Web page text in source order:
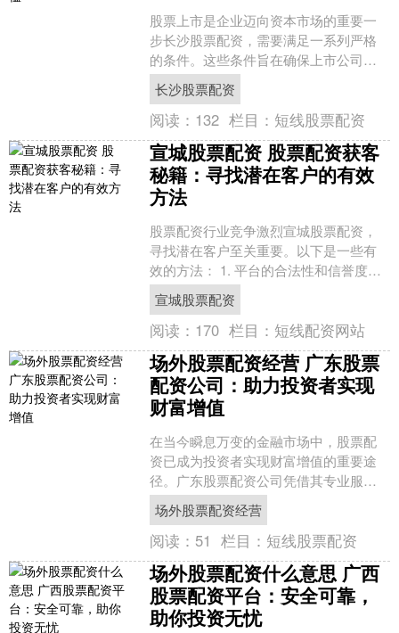
股票上市是企业迈向资本市场的重要一
步长沙股票配资，需要满足一系列严格
的条件。这些条件旨在确保上市公司的
质量和投资者利益。 配资股牛网采用先
进的算法模型，为投资者....
长沙股票配资
阅读： 132 栏目： 短线股票配资
宣城股票配资 股票配资获客
秘籍：寻找潜在客户的有效
方法
股票配资行业竞争激烈宣城股票配资，
寻找潜在客户至关重要。以下是一些有
效的方法： 1. 平台的合法性和信誉度：
选择有合法牌照的平台，如注册在金融
监管机构的平台，可....
宣城股票配资
阅读： 170 栏目： 短线配资网站
场外股票配资经营 广东股票
配资公司：助力投资者实现
财富增值
在当今瞬息万变的金融市场中，股票配
资已成为投资者实现财富增值的重要途
径。广东股票配资公司凭借其专业服务
和丰富的经验，为投资者提供安全、便
捷的配资服务，助力其抓住....
场外股票配资经营
阅读： 51 栏目： 短线股票配资
场外股票配资什么意思 广西
股票配资平台：安全可靠，
助你投资无忧